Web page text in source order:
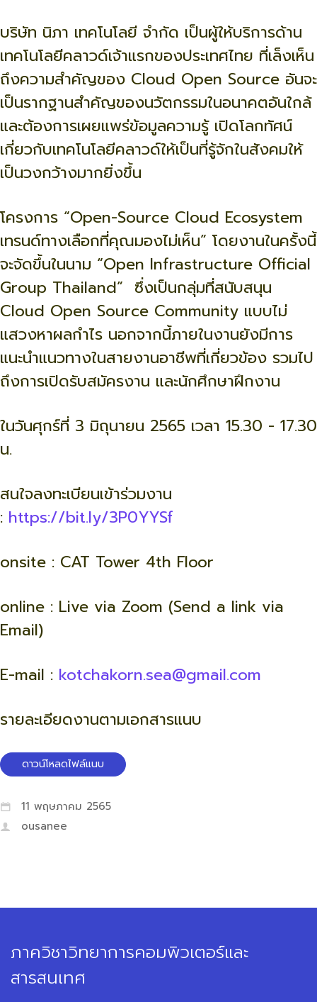
บริษัท นิภา เทคโนโลยี จำกัด เป็นผู้ให้บริการด้าน
เทคโนโลยีคลาวด์เจ้าแรกของประเทศไทย ที่เล็งเห็น
ถึงความสำคัญของ Cloud Open Source อันจะ
เป็นรากฐานสำคัญของนวัตกรรมในอนาคตอันใกล้
และต้องการเผยแพร่ข้อมูลความรู้ เปิดโลกทัศน์
เกี่ยวกับเทคโนโลยีคลาวด์ให้เป็นที่รู้จักในสังคมให้
เป็นวงกว้างมากยิ่งขึ้น
โครงการ “Open-Source Cloud Ecosystem
เทรนด์ทางเลือกที่คุณมองไม่เห็น” โดยงานในครั้งนี้
จะจัดขึ้นในนาม “Open Infrastructure Official
Group Thailand” ซึ่งเป็นกลุ่มที่สนับสนุน
Cloud Open Source Community แบบไม่
แสวงหาผลกำไร นอกจากนี้ภายในงานยังมีการ
แนะนำแนวทางในสายงานอาชีพที่เกี่ยวข้อง รวมไป
ถึงการเปิดรับสมัครงาน และนักศึกษาฝึกงาน
ในวันศุกร์ที่ 3 มิถุนายน 2565 เวลา 15.30 - 17.30
น.
สนใจลงทะเบียนเข้าร่วมงาน
: https://bit.ly/3P0YYSf
onsite : CAT Tower 4th Floor
online : Live via Zoom (Send a link via
Email)
E-mail : kotchakorn.sea@gmail.com
รายละเอียดงานตามเอกสารแนบ
ดาวน์โหลดไฟล์แนบ
11 พฤษภาคม 2565
ousanee
ภาควิชาวิทยาการคอมพิวเตอร์และ
สารสนเทศ